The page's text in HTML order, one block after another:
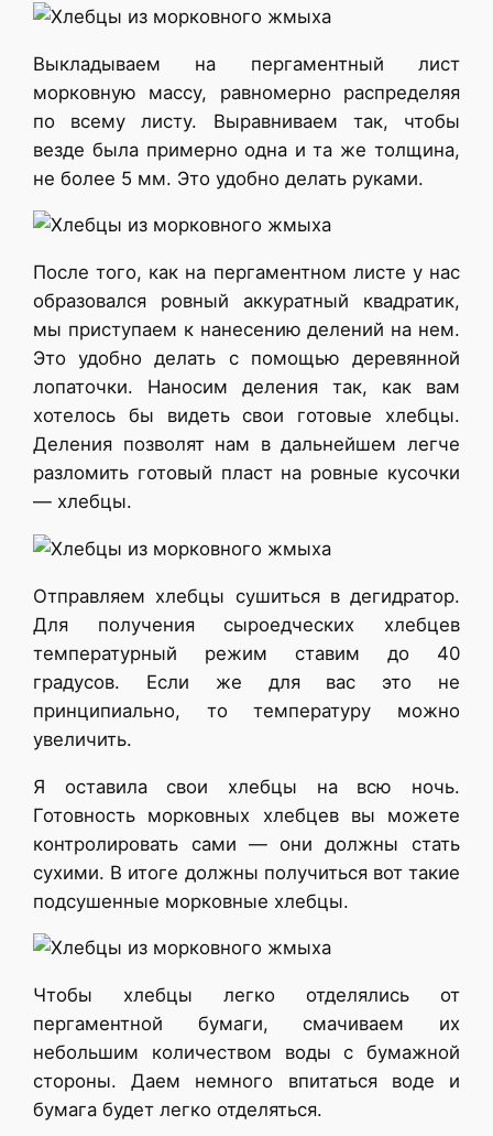
Выкладываем на пергаментный лист
морковную массу, равномерно распределяя
по всему листу. Выравниваем так, чтобы
везде была примерно одна и та же толщина,
не более 5 мм. Это удобно делать руками.
После того, как на пергаментном листе у нас
образовался ровный аккуратный квадратик,
мы приступаем к нанесению делений на нем.
Это удобно делать с помощью деревянной
лопаточки. Наносим деления так, как вам
хотелось бы видеть свои готовые хлебцы.
Деления позволят нам в дальнейшем легче
разломить готовый пласт на ровные кусочки
— хлебцы.
Отправляем хлебцы сушиться в дегидратор.
Для получения сыроедческих хлебцев
температурный режим ставим до 40
градусов. Если же для вас это не
принципиально, то температуру можно
увеличить.
Я оставила свои хлебцы на всю ночь.
Готовность морковных хлебцев вы можете
контролировать сами — они должны стать
сухими. В итоге должны получиться вот такие
подсушенные морковные хлебцы.
Чтобы хлебцы легко отделялись от
пергаментной бумаги, смачиваем их
небольшим количеством воды с бумажной
стороны. Даем немного впитаться воде и
бумага будет легко отделяться.